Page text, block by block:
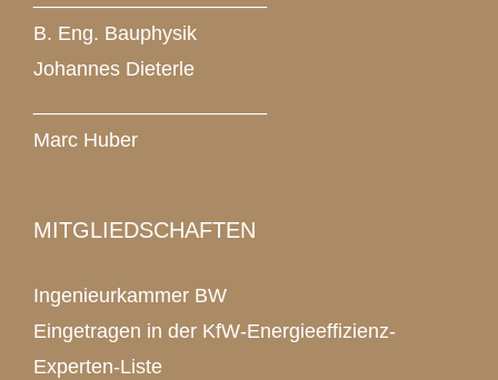
B. Eng. Bauphysik
Johannes Dieterle
Marc Huber
MITGLIEDSCHAFTEN
Ingenieurkammer BW
Eingetragen in der KfW-Energieeffizienz-
Experten-Liste